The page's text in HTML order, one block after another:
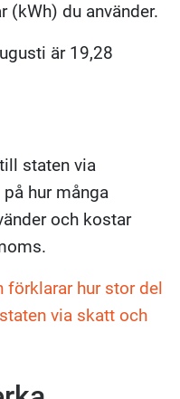
(kWh) du använder.
är 19,28
staten via
hur många
och kostar
förklarar hur stor del
via skatt och